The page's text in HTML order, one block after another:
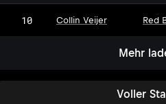
Voller
10 Collin Veijer Red
Mehr